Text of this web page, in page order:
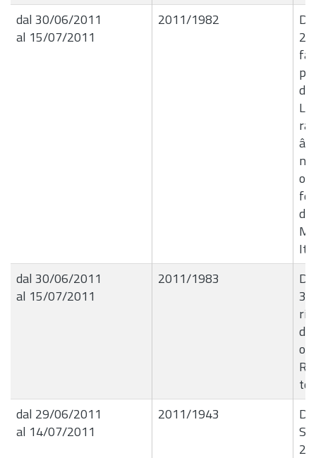
dal 30/06/2011
al 15/07/2011
2011/1982
dal 30/06/2011
al 15/07/2011
2011/1983
dal 29/06/2011
al 14/07/2011
2011/1943